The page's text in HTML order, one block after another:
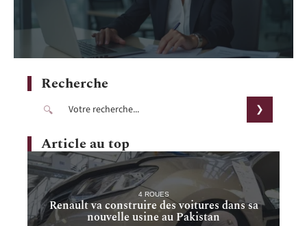
Recherche
Article au top
4 ROUES
Renault va construire des voitures dans sa
nouvelle usine au Pakistan